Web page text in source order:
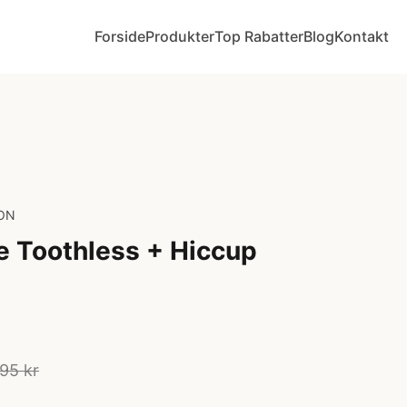
ForsideProdukterTop RabatterBlogKontakt
Toothless + Hiccup
kr